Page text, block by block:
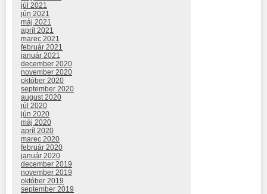
júl 2021
jún 2021
máj 2021
apríl 2021
marec 2021
február 2021
január 2021
december 2020
november 2020
október 2020
september 2020
august 2020
júl 2020
jún 2020
máj 2020
apríl 2020
marec 2020
február 2020
január 2020
december 2019
november 2019
október 2019
september 2019